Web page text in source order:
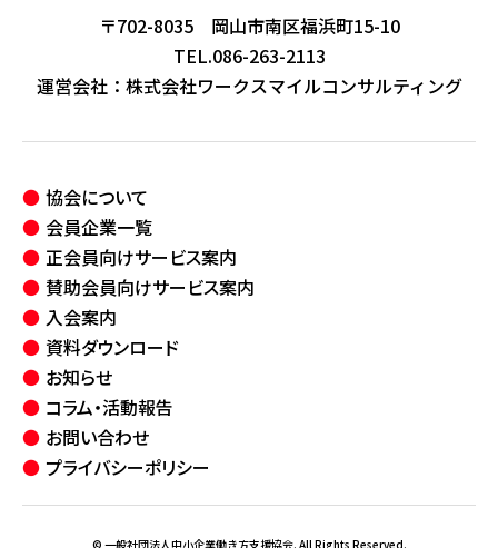
〒702-8035 岡山市南区福浜町15-10
TEL.086-263-2113
運営会社： 株式会社ワークスマイルコンサルティング
協会について
会員企業一覧
正会員向けサービス案内
賛助会員向けサービス案内
入会案内
資料ダウンロード
お知らせ
コラム・活動報告
お問い合わせ
プライバシーポリシー
© 一般社団法人中小企業働き方支援協会. All Rights Reserved.